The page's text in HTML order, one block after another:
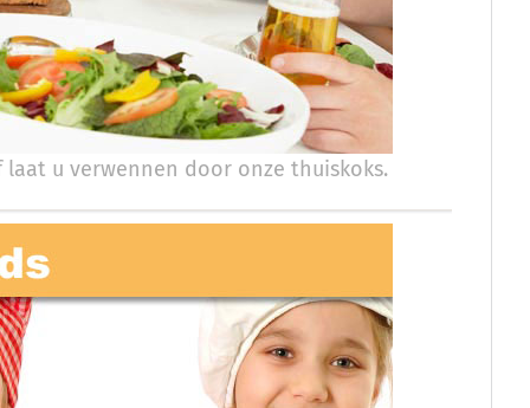
laat u verwennen door onze thuiskoks.